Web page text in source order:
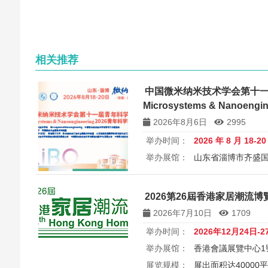
相关推荐
中国微米纳米技术学会第十
Microsystems &
讨会2026年8月6日
2995
举办时间：
2026 年 8 月 18-
举办展馆：
山东省淄博市齐盛
展览规模：
5000+平方米
所
中国微米纳米技术学会第十一届
Microsystems &
2026第26屆香港家居潮流
2026年7月10日
1709
举办时间：
2026年12月24日-
举办展馆：
香港會議展覽中心
展览规模：
展出面积达40000